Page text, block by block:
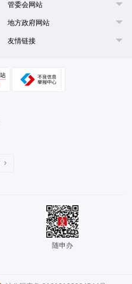
管委会网站
地方政府网站
友情链接
随申办